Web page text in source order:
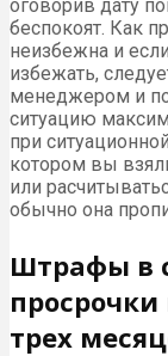
оговорив дату
беспокоят. Как
неизбежна и
избежать,
менеджером и
ситуацию
при
котором вы
или
обычно она
Штрафы в
трех